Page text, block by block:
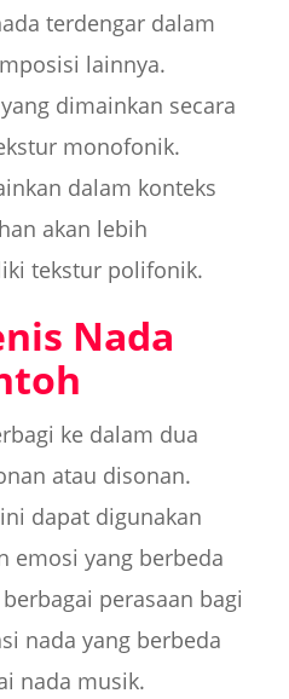
terdengar dalam
lainnya.
dimainkan secara
monofonik.
dalam konteks
akan lebih
tekstur polifonik.
Nada
ke dalam dua
atau disonan.
dapat digunakan
emosi yang berbeda
perasaan bagi
nada yang berbeda
nada musik.